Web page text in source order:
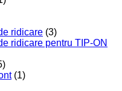
ridicare (3)
ridicare pentru TIP-ON
(1)